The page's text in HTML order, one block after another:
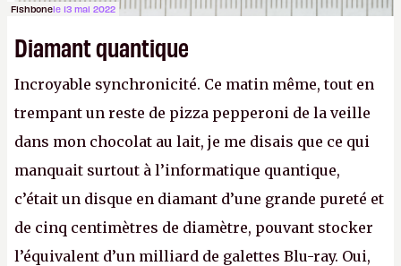
Fishbonele 13 mai 2022
Diamant quantique
Incroyable synchronicité. Ce matin même, tout en
trempant un reste de pizza pepperoni de la veille
dans mon chocolat au lait, je me disais que ce qui
manquait surtout à l’informatique quantique,
c’était un disque en diamant d’une grande pureté et
de cinq centimètres de diamètre, pouvant stocker
l’équivalent d’un milliard de galettes Blu-ray. Oui,